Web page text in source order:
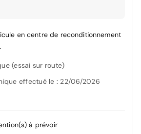
en centre de reconditionnement
(essai sur route)
effectué le : 22/06/2026
à prévoir